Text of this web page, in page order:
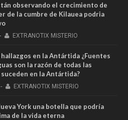
observando el crecimiento de
de la cumbre de Kilauea podria
- EXTRANOTIX MISTERIO
en la Antártida ¿Fuentes
son la razón de todas las
en la Antártida?
- EXTRANOTIX MISTERIO
York una botella que podría
de la vida eterna